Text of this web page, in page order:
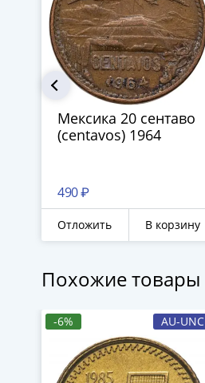
Мексика 20 сентаво
(centavos) 1964
490 ₽
Отложить В корзину
Похожие товары
-6% AU-UNC